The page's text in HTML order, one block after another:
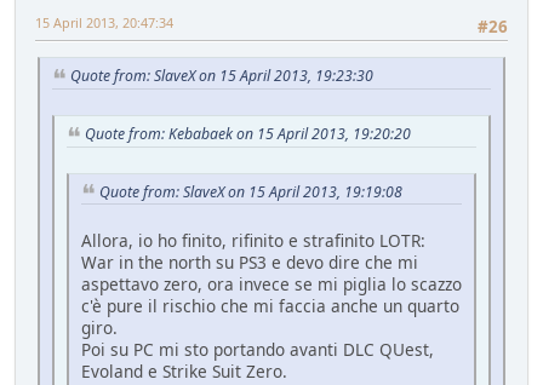
#26
15 April 2013, 20:47:34
Quote from: SlaveX on 15 April 2013, 19:23:30
Quote from: Kebabaek on 15 April 2013, 19:20:20
Quote from: SlaveX on 15 April 2013, 19:19:08
Allora, io ho finito, rifinito e strafinito LOTR:
War in the north su PS3 e devo dire che mi
aspettavo zero, ora invece se mi piglia lo scazzo
c'è pure il rischio che mi faccia anche un quarto
giro.
Poi su PC mi sto portando avanti DLC QUest,
Evoland e Strike Suit Zero.